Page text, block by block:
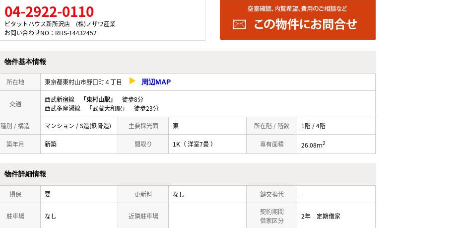
04-2922-0110
ピタットハウス新所沢店 (株)ノザワ産業
お問い合わせNO：RHS-14432452
物件基本情報
所在地 東京都東村山市野口町４丁目 周辺MAP
交通
西武新宿線 「東村山駅」
徒歩8分
西武多摩湖線 「武蔵大和駅」 徒歩23分
種別 / 構造 マンション / S造(鉄骨造) 主要採光面 東 所在階 / 階数 1階 / 4階
築年月 新築 間取り 1K（ 洋室7畳 ） 専有面積 26.08ｍ2
物件詳細情報
損保 要 更新料 なし 鍵交換代 -
駐車場 なし 近隣駐車場
契約期間
借家区分
2年 定期借家